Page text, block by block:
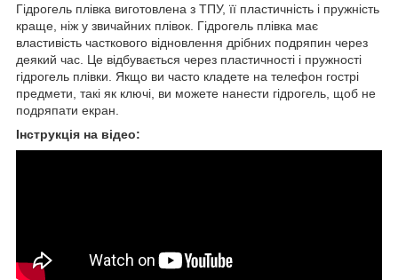
Гідрогель плівка виготовлена ​​з ТПУ, її пластичність і пружність
краще, ніж у звичайних плівок. Гідрогель плівка має
властивість часткового відновлення дрібних подряпин через
деякий час. Це відбувається через пластичності і пружності
гідрогель плівки. Якщо ви часто кладете на телефон гострі
предмети, такі як ключі, ви можете нанести гідрогель, щоб не
подряпати екран.
Інструкція на відео: